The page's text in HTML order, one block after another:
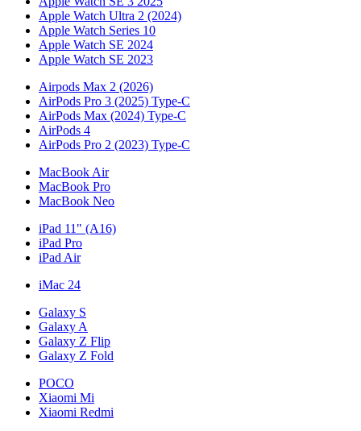
Apple Watch Ultra 2 (2024)
Apple Watch Series 10
Apple Watch SE 2024
Apple Watch SE 2023
Airpods Max 2 (2026)
AirPods Pro 3 (2025) Type-C
AirPods Max (2024) Type-C
AirPods 4
AirPods Pro 2 (2023) Type-C
MacBook Air
MacBook Pro
MacBook Neo
iPad 11" (A16)
iPad Pro
iPad Air
iMac 24
Galaxy S
Galaxy A
Galaxy Z Flip
Galaxy Z Fold
POCO
Xiaomi Mi
Xiaomi Redmi